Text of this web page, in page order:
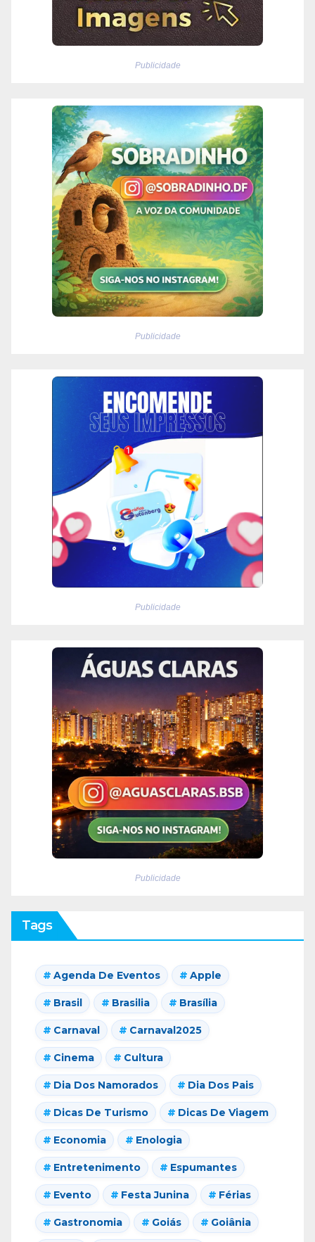
Publicidade
Publicidade
Publicidade
Publicidade
Tags
Agenda De Eventos Apple
Brasil Brasilia Brasília
Carnaval Carnaval2025
Cinema Cultura
Dia Dos Namorados Dia Dos Pais
Dicas De Turismo Dicas De Viagem
Economia Enologia
Entretenimento Espumantes
Evento Festa Junina Férias
Gastronomia Goiás Goiânia